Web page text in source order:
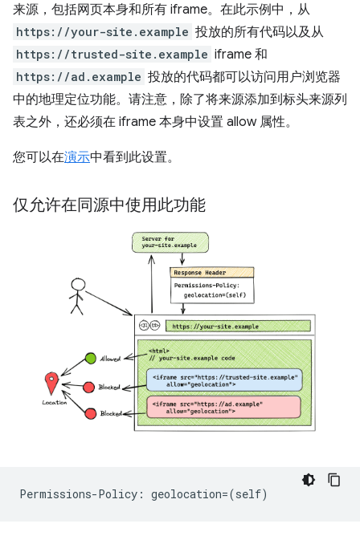
来源，包括网页本身和所有 iframe。在此示例中，从
https://your-site.example 投放的所有代码以及从
https://trusted-site.example iframe 和
https://ad.example 投放的代码都可以访问用户浏览器
中的地理定位功能。请注意，除了将来源添加到标头来源列
表之外，还必须在 iframe 本身中设置 allow 属性。
您可以在演示中看到此设置。
仅允许在同源中使用此功能